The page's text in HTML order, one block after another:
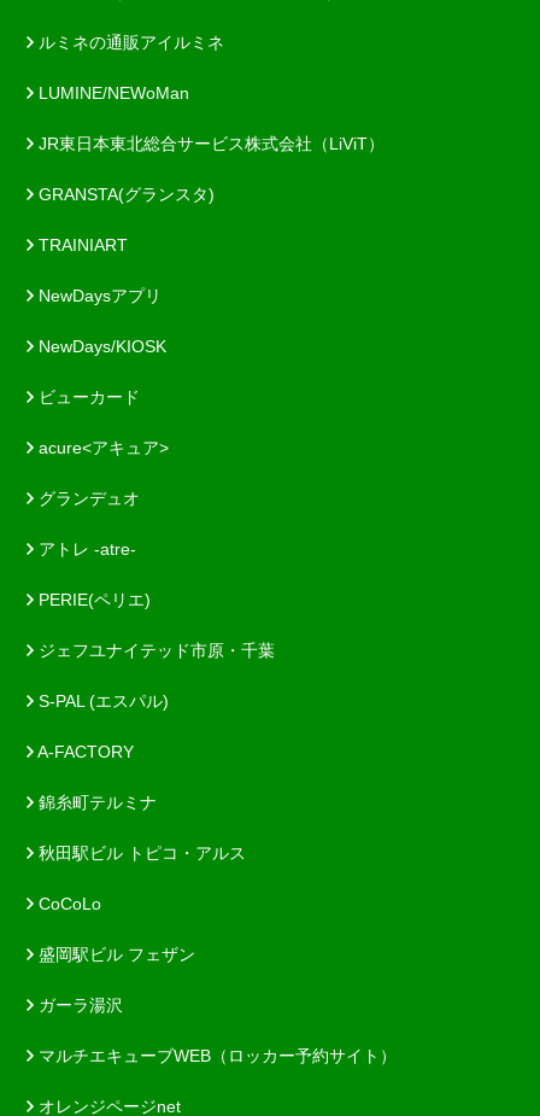
ルミネの通販アイルミネ
LUMINE/NEWoMan
JR東日本東北総合サービス株式会社（LiViT）
GRANSTA(グランスタ)
TRAINIART
NewDaysアプリ
NewDays/KIOSK
ビューカード
acure<アキュア>
グランデュオ
アトレ -atre-
PERIE(ペリエ)
ジェフユナイテッド市原・千葉
S-PAL (エスパル)
A-FACTORY
錦糸町テルミナ
秋田駅ビル トピコ・アルス
CoCoLo
盛岡駅ビル フェザン
ガーラ湯沢
マルチエキューブWEB（ロッカー予約サイト）
オレンジページnet